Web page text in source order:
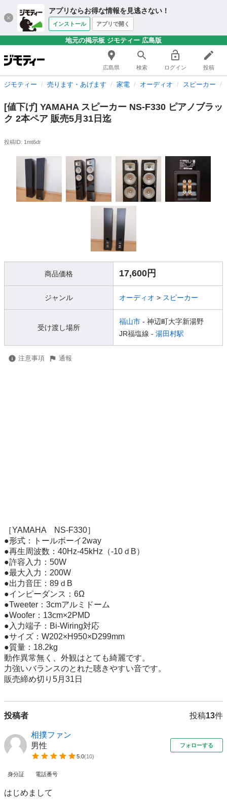
アプリならお得な情報を見逃さない！
インストール アプリで開く
地元の掲示板 ジモティー 広島版
広島県 検索 ログイン 投稿
ジモティー 売ります・あげます 家電 オーディオ スピーカー
[値下げ] YAMAHA スピーカー NS-F330 ピアノブラッ
ク 2本ペア 販売5月31日迄
投稿ID: 1mt6dr
商品価格 17,600円
ジャンル オーディオ > スピーカー
受け渡し場所
福山市 - 神辺町大字新湯野
JR福塩線 - 湯田村駅
注意事項 通報
［YAMAHA　NS-F330］
●形式：トールボーイ2way
●再生周波数：40Hz-45kHz（-10ｄB）
●許容入力：50W
●最大入力：200W
●出力音圧：89ｄB
●インピーダンス：6Ω
●Tweeter：3cmアルミドーム
●Woofer：13cm×2PMD
●入力端子：Bi-Wiring対応
●サイズ：W202×H950×D299mm
●質量：18.2kg
動作異常無く、外観はとても綺麗です。
力強いバランスのとれた聴きやすい音です。
投稿者 投稿13件
相撲ファン
男性
5.0(10)
フォローする
身分証 電話番号
はじめまして